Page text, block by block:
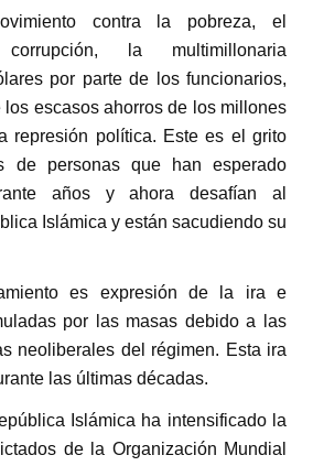
contra la pobreza, el
la multimillonaria
por parte de los funcionarios,
escasos ahorros de los millones
represión política. Este es el grito
de personas que han esperado
años y ahora desafían al
Islámica y están sacudiendo su
es expresión de la ira e
por las masas debido a las
neoliberales del régimen. Esta ira
las últimas décadas.
Islámica ha intensificado la
de la Organización Mundial